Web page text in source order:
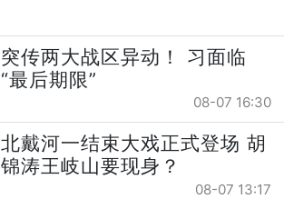
突传两大战区异动！ 习面临
“最后期限”
08-07 16:30
北戴河一结束大戏正式登场 胡
锦涛王岐山要现身？
08-07 13:17